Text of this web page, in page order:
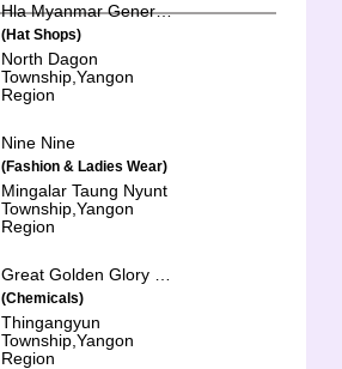
Hla Myanmar General Trading & Services Co-op Ltd.
(Hat Shops)
North Dagon
Township,Yangon
Region
Nine Nine
(Fashion & Ladies Wear)
Mingalar Taung Nyunt
Township,Yangon
Region
(Chemicals)
Thingangyun
Township,Yangon
Region